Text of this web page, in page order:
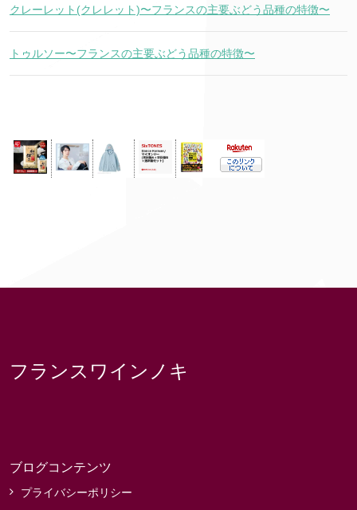
クレーレット(クレレット)〜フランスの主要ぶどう品種の特徴〜
トゥルソー〜フランスの主要ぶどう品種の特徴〜
フランスワインノキ
ブログコンテンツ
プライバシーポリシー